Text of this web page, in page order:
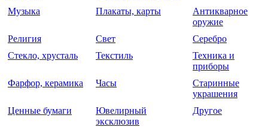
Музыка Плакаты, карты
Антикварное
оружие
Религия
Свет
Серебро
Стекло, хрусталь
Текстиль
Техника и
приборы
Фарфор, керамика
Часы
Старинные
украшения
Ценные бумаги
Ювелирный
эксклюзив
Другое